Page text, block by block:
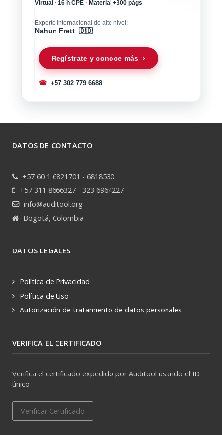
Virtual · 16 h CPE · Material +300 págs
Experto internacional de alto nivel:
Nahun Frett 🇩🇴
Regístrate y conoce más ›
☎+57 302 779 6688
DATOS DE CONTACTO
+57 60 1 6821701 - 6818530
+57 311 8666327 - 323 6964227
info@auditool.org
Bogotá, Colombia
DATOS LEGALES
Política de Privacidad
Política de Uso
Autorización de tratamiento de datos personales
VERIFICA EL CERTIFICADO
Verifica el certificado expedido por Auditool usando el ID
único
Verificar Certificado